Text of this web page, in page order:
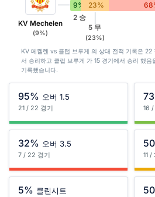
KV Mechelen
(9%)
9% 23%
2 승
5 무
(23%)
KV 메켈렌 vs 클럽 브루게 의 상대 전적 기록은 22
서 승리하고 클럽 브루게 가 15 경기에서 승리 했
기록했습니다.
95% 오버 1.5
21 / 22 경기 16
32% 오버 3.5
7 / 22 경기 11 /
5% 클린시트